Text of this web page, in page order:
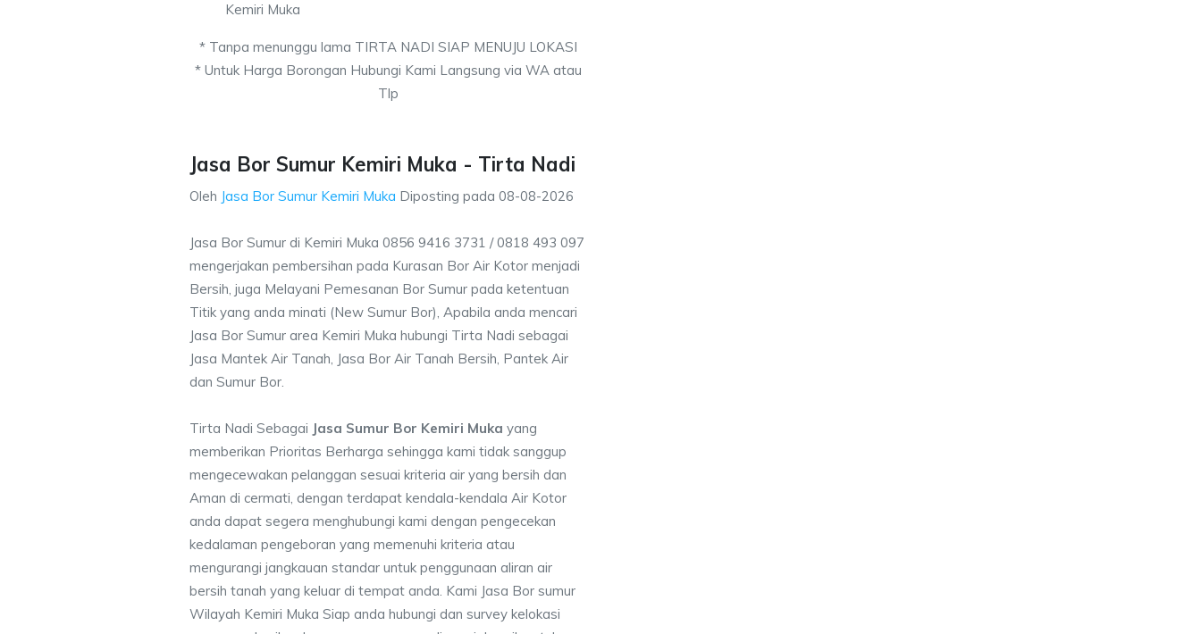
Kemiri Muka
* Tanpa menunggu lama TIRTA NADI SIAP MENUJU LOKASI
* Untuk Harga Borongan Hubungi Kami Langsung via WA atau
Tlp
Jasa Bor Sumur Kemiri Muka - Tirta Nadi
Oleh Jasa Bor Sumur Kemiri Muka Diposting pada 08-08-2026
Jasa Bor Sumur di Kemiri Muka 0856 9416 3731 / 0818 493 097
mengerjakan pembersihan pada Kurasan Bor Air Kotor menjadi
Bersih, juga Melayani Pemesanan Bor Sumur pada ketentuan
Titik yang anda minati (New Sumur Bor), Apabila anda mencari
Jasa Bor Sumur area Kemiri Muka hubungi Tirta Nadi sebagai
Jasa Mantek Air Tanah, Jasa Bor Air Tanah Bersih, Pantek Air
dan Sumur Bor.
Tirta Nadi Sebagai Jasa Sumur Bor Kemiri Muka yang
memberikan Prioritas Berharga sehingga kami tidak sanggup
mengecewakan pelanggan sesuai kriteria air yang bersih dan
Aman di cermati, dengan terdapat kendala-kendala Air Kotor
anda dapat segera menghubungi kami dengan pengecekan
kedalaman pengeboran yang memenuhi kriteria atau
mengurangi jangkauan standar untuk penggunaan aliran air
bersih tanah yang keluar di tempat anda. Kami Jasa Bor sumur
Wilayah Kemiri Muka Siap anda hubungi dan survey kelokasi